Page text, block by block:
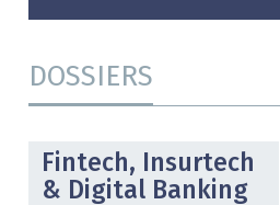
DOSSIERS
Fintech, Insurtech
& Digital Banking